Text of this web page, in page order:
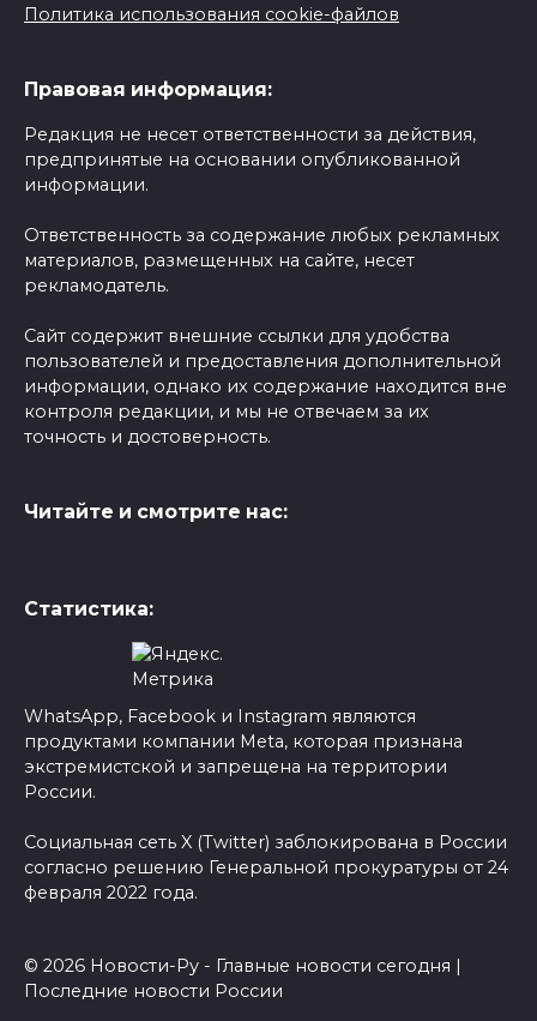
Политика использования cookie-файлов
Правовая информация:
Редакция не несет ответственности за действия,
предпринятые на основании опубликованной
информации.
Ответственность за содержание любых рекламных
материалов, размещенных на сайте, несет
рекламодатель.
Сайт содержит внешние ссылки для удобства
пользователей и предоставления дополнительной
информации, однако их содержание находится вне
контроля редакции, и мы не отвечаем за их
точность и достоверность.
Читайте и смотрите нас:
Статистика:
WhatsApp, Facebook и Instagram являются
продуктами компании Meta, которая признана
экстремистской и запрещена на территории
России.
Социальная сеть X (Twitter) заблокирована в России
согласно решению Генеральной прокуратуры от 24
февраля 2022 года.
© 2026 Новости-Ру - Главные новости сегодня |
Последние новости России